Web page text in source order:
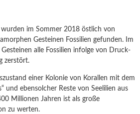
im Sommer 2018 östlich von
Gesteinen Fossilien gefunden. Im
alle Fossilien infolge von Druck-
zerstört.
einer Kolonie von Korallen mit dem
und ebensolcher Reste von Seelilien aus
Millionen Jahren ist als große
zu werten.